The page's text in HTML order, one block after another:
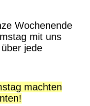
Wochenende
mit uns
jede
machten